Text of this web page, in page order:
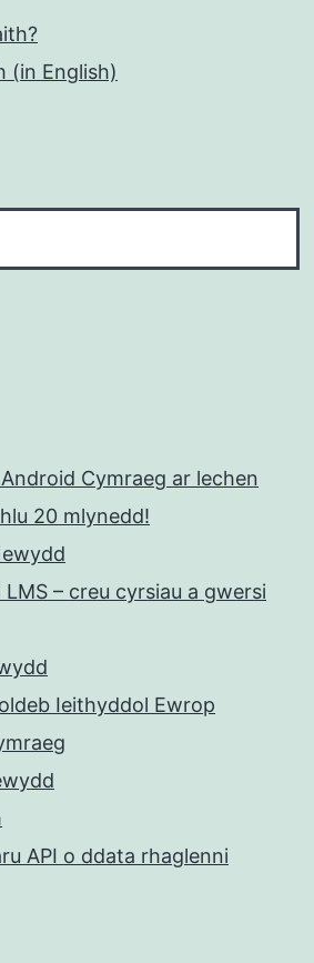
(in English)
Cymraeg ar lechen
20 mlynedd!
LMS – creu cyrsiau a gwersi
Ieithyddol Ewrop
API o ddata rhaglenni